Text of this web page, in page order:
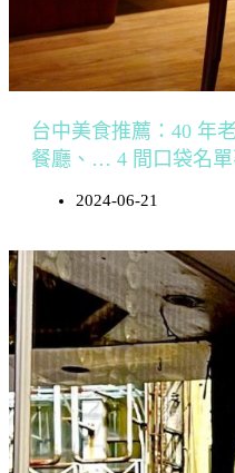
台中美食推薦：40 年
餐廳、… 4 間口袋名
2024-06-21